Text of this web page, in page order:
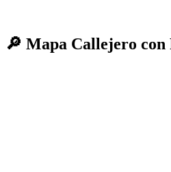
🔎 Mapa Callejero con